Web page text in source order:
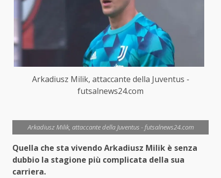
Arkadiusz Milik, attaccante della Juventus -
futsalnews24.com
Arkadiusz Milik, attaccante della Juventus - futsalnews24.com
Quella che sta vivendo Arkadiusz Milik è senza
dubbio la stagione più complicata della sua
carriera.